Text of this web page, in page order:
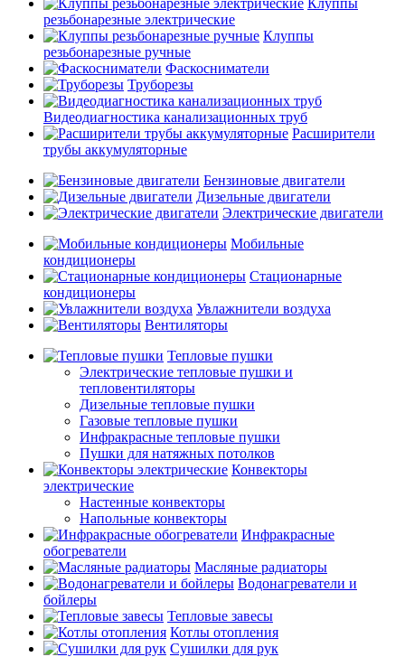
Клуппы
резьбонарезные электрические
Клуппы
резьбонарезные ручные
Фаскосниматели
Труборезы
Видеодиагностика канализационных труб
Расширители
трубы аккумуляторные
Бензиновые двигатели
Дизельные двигатели
Электрические двигатели
Мобильные
кондиционеры
Стационарные
кондиционеры
Увлажнители воздуха
Вентиляторы
Тепловые пушки
Электрические тепловые пушки и
тепловентиляторы
Дизельные тепловые пушки
Газовые тепловые пушки
Инфракрасные тепловые пушки
Пушки для натяжных потолков
Конвекторы
электрические
Настенные конвекторы
Напольные конвекторы
Инфракрасные
обогреватели
Масляные радиаторы
Водонагреватели и
бойлеры
Тепловые завесы
Котлы отопления
Сушилки для рук